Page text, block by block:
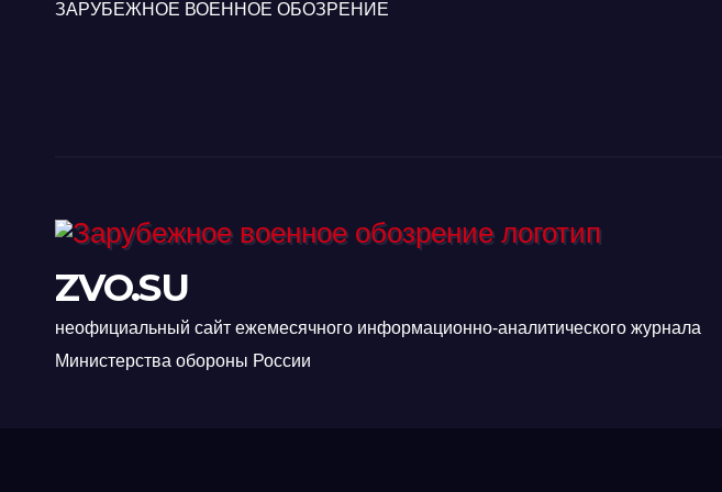
ЗАРУБЕЖНОЕ ВОЕННОЕ ОБОЗРЕНИЕ
ZVO.SU
неофициальный сайт ежемесячного информационно-аналитического журнала
Министерства обороны России